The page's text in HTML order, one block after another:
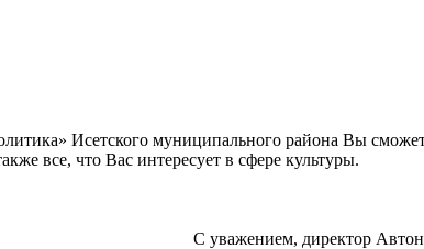
Исетского муниципального района Вы
все, что Вас интересует в сфере культуры.
С уважением, директор